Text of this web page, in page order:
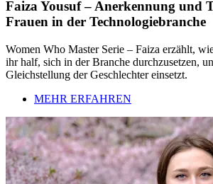
Faiza Yousuf – Anerkennung und
Frauen in der Technologiebranche
Women Who Master Serie – Faiza erzählt,
ihr half, sich in der Branche durchzusetzen,
Gleichstellung der Geschlechter einsetzt.
MEHR ERFAHREN